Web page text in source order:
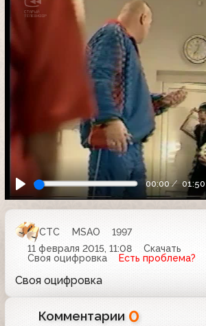
00:00 01:50
СТС MSAO
1997
11 февраля 2015, 11:08
Скачать
Своя оцифровка
Есть проблема?
Своя оцифровка
Комментарии 0